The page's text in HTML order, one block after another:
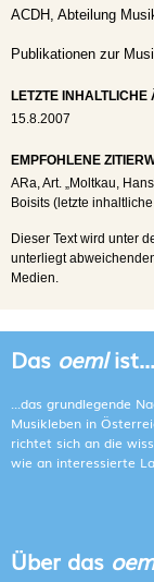
ACDH, Abteilung
Publikationen zur
LETZTE INHALTLICHE
15.8.2007
EMPFOHLENE
ARa , Art. „Moltkau,
Boisits (letzte
Dieser Text wird unter
unterliegt
Medien.
Das oemlist...
...das grundlegende
Musikleben in
richtet sich an die
wie an interessierte
Über das